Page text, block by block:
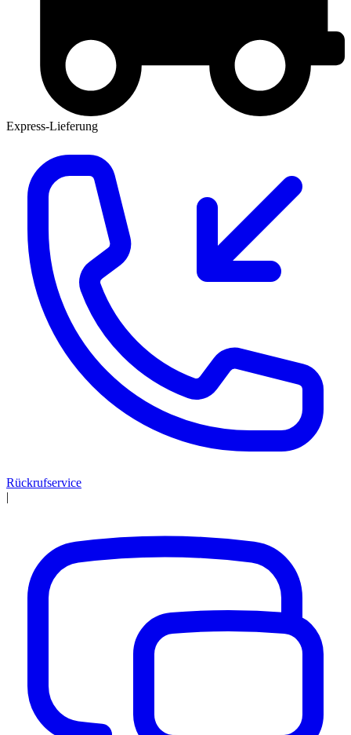
Express-Lieferung
Rückrufservice
|